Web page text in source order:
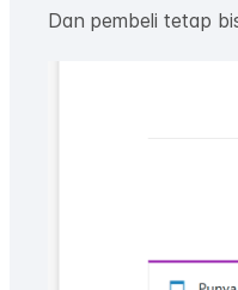
Dan pembeli tetap